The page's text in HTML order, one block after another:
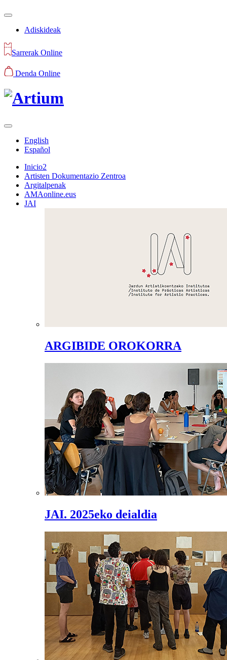
Adiskideak
Sarrerak Online
Denda Online
English
Español
Inicio2
Artisten Dokumentazio Zentroa
Argitalpenak
AMAonline.eus
JAI
ARGIBIDE OROKORRA
JAI. 2025eko deialdia